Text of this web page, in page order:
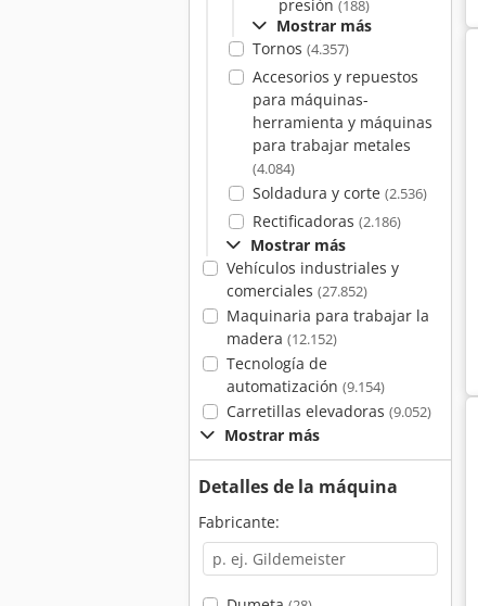
presión (188)
Mostrar más
Tornos (4.357)
Accesorios y repuestos
para máquinas-
herramienta y máquinas
para trabajar metales
(4.084)
Soldadura y corte (2.536)
Rectificadoras (2.186)
Mostrar más
Vehículos industriales y
comerciales (27.852)
Maquinaria para trabajar la
madera (12.152)
Tecnología de
automatización (9.154)
Carretillas elevadoras (9.052)
Mostrar más
Detalles de la máquina
Fabricante: